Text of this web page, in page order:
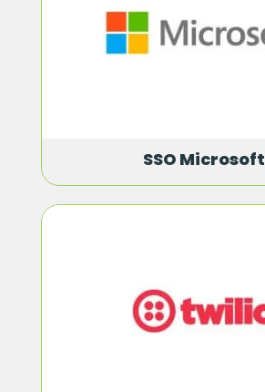
SSO Microsoft